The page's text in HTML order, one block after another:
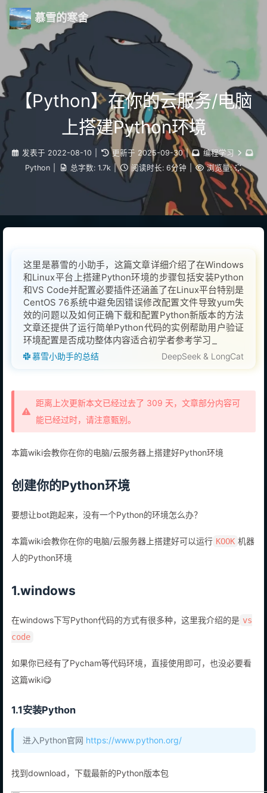
慕雪的寒舍
【Python】在你的云服务/电脑
上搭建Python环境
发表于 2022-08-10 更新于 2025-09-30 |
编程学习
Python
总字数: 1.7k | 阅读时长: 6分钟 浏览量:
这里是慕雪的小助手，这篇文章详细介绍了在Windows
和Linux平台上搭建Python环境的步骤包括安装Python
和VS Code并配置必要插件还涵盖了在Linux平台特别是
CentOS 76系统中避免因错误修改配置文件导致yum失
效的问题以及如何正确下载和配置Python新版本的方法
文章还提供了运行简单Python代码的实例帮助用户验证
环境配置是否成功整体内容适合初学者参考学习
慕雪小助手的总结 DeepSeek & LongCat
距离上次更新本文已经过去了 309 天，文章部分内容可
能已经过时，请注意甄别。
本篇wiki会教你在你的电脑/云服务器上搭建好Python环境
创建你的Python环境
要想让bot跑起来，没有一个Python的环境怎么办？
本篇wiki会教你在你的电脑/云服务器上搭建好可以运行 KOOK 机器
人的Python环境
1.windows
在windows下写Python代码的方式有很多种，这里我介绍的是 vs
code
如果你已经有了Pycham等代码环境，直接使用即可，也没必要看
这篇wiki😋
1.1安装Python
进入Python官网 https://www.python.org/
找到download，下载最新的Python版本包